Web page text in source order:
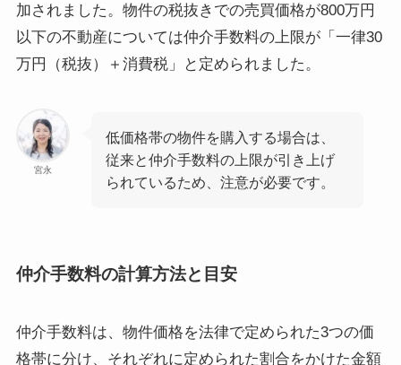
加されました。物件の税抜きでの売買価格が800万円
以下の不動産については仲介手数料の上限が「一律30
万円（税抜）＋消費税」と定められました。
宮永
低価格帯の物件を購入する場合は、
従来と仲介手数料の上限が引き上げ
られているため、注意が必要です。
仲介手数料の計算方法と目安
仲介手数料は、物件価格を法律で定められた3つの価
格帯に分け、それぞれに定められた割合をかけた金額